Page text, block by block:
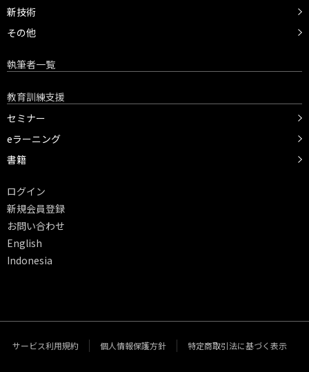
新技術
その他
執筆者一覧
教育訓練支援
セミナー
eラーニング
書籍
ログイン
新規会員登録
お問い合わせ
English
Indonesia
サービス利用規約 個人情報保護方針 特定商取引法に基づく表示